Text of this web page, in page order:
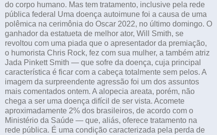
do corpo humano. Mas tem tratamento, inclusive pela rede
pública federal Uma doença autoimune foi a causa de uma
polêmica na cerimônia do Oscar 2022, no último domingo. O
ganhador da estatueta de melhor ator, Will Smith, se
revoltou com uma piada que o apresentador da premiação,
o humorista Chris Rock, fez com sua mulher, a também atriz
Jada Pinkett Smith — que sofre da doença, cuja principal
característica é ficar com a cabeça totalmente sem pelos. A
imagem da surpreendente agressão foi um dos assuntos
mais comentados ontem. A alopecia areata, porém, não
chega a ser uma doença difícil de ser vista. Acomete
aproximadamente 2% dos brasileiros, de acordo com o
Ministério da Saúde — que, aliás, oferece tratamento na
rede pública. É uma condição caracterizada pela perda de